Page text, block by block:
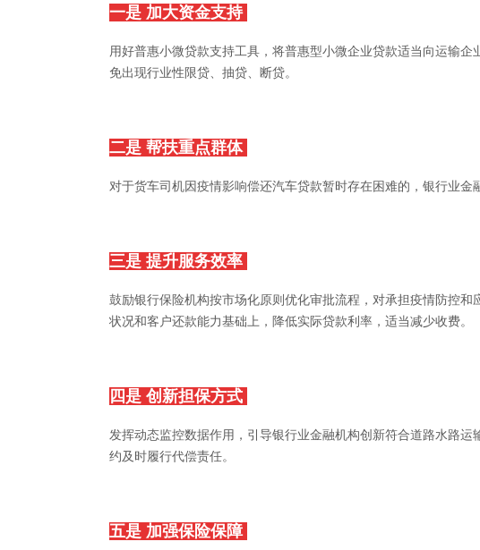
一是 加大资金支持
用好普惠小微贷款支持工具，将普惠型小微企业贷款适当向运输
免出现行业性限贷、抽贷、断贷。
二是 帮扶重点群体
对于货车司机因疫情影响偿还汽车贷款暂时存在困难的，银行业金
三是 提升服务效率
鼓励银行保险机构按市场化原则优化审批流程，对承担疫情防控
状况和客户还款能力基础上，降低实际贷款利率，适当减少收费。
四是 创新担保方式
发挥动态监控数据作用，引导银行业金融机构创新符合道路水路
约及时履行代偿责任。
五是 加强保险保障